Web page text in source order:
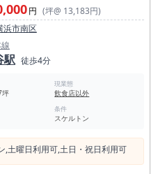
円 (坪@ 13,183円)
浜市南区
駅 徒歩4分
坪
現業態
飲食店以外
条件
スケルトン
,⼟曜⽇利⽤可,⼟⽇・祝⽇利⽤可